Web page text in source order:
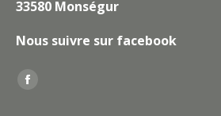
33580 Monségur
Nous suivre sur facebook
Trouvez nous sur :
La